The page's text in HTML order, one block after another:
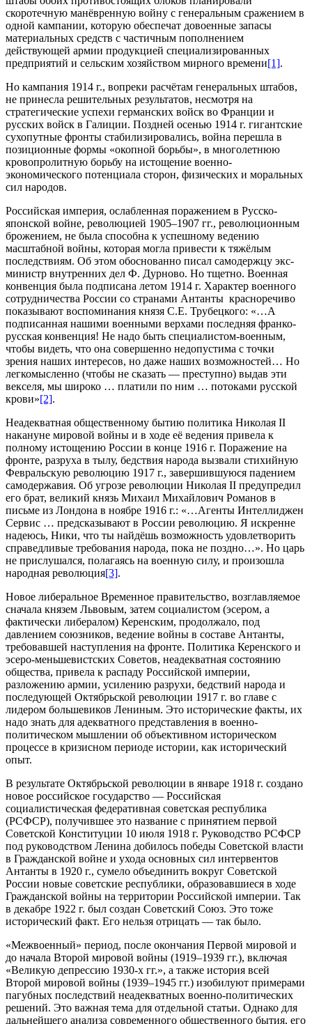
скоротечную манёвренную войну с генеральным сражением в
одной кампании, которую обеспечат довоенные запасы
материальных средств с частичным пополнением
действующей армии продукцией специализированных
предприятий и сельским хозяйством мирного времени[1].
Но кампания 1914 г., вопреки расчётам генеральных штабов,
не принесла решительных результатов, несмотря на
стратегические успехи германских войск во Франции и
русских войск в Галиции. Поздней осенью 1914 г. гигантские
сухопутные фронты стабилизировались, война перешла в
позиционные формы «окопной борьбы», в многолетнюю
кровопролитную борьбу на истощение военно-
экономического потенциала сторон, физических и моральных
сил народов.
Российская империя, ослабленная поражением в Русско-
японской войне, революцией 1905–1907 гг., революционным
брожением, не была способна к успешному ведению
масштабной войны, которая могла привести к тяжёлым
последствиям. Об этом обоснованно писал самодержцу экс-
министр внутренних дел Ф. Дурново. Но тщетно. Военная
конвенция была подписана летом 1914 г. Характер военного
сотрудничества России со странами Антанты красноречиво
показывают воспоминания князя С.Е. Трубецкого: «…А
подписанная нашими военными верхами последняя франко-
русская конвенция! Не надо быть специалистом-военным,
чтобы видеть, что она совершенно недопустима с точки
зрения наших интересов, но даже наших возможностей… Но
легкомысленно (чтобы не сказать — преступно) выдав эти
векселя, мы широко … платили по ним … потоками русской
крови»[2].
Неадекватная общественному бытию политика Николая II
накануне мировой войны и в ходе её ведения привела к
полному истощению России в конце 1916 г. Поражение на
фронте, разруха в тылу, бедствия народа вызвали стихийную
Февральскую революцию 1917 г., завершившуюся падением
самодержавия. Об угрозе революции Николая II предупредил
его брат, великий князь Михаил Михайлович Романов в
письме из Лондона в ноябре 1916 г.: «…Агенты Интеллиджен
Сервис … предсказывают в России революцию. Я искренне
надеюсь, Ники, что ты найдёшь возможность удовлетворить
справедливые требования народа, пока не поздно…». Но царь
не прислушался, полагаясь на военную силу, и произошла
народная революция[3].
Новое либеральное Временное правительство, возглавляемое
сначала князем Львовым, затем социалистом (эсером, а
фактически либералом) Керенским, продолжало, под
давлением союзников, ведение войны в составе Антанты,
требовавшей наступления на фронте. Политика Керенского и
эсеро-меньшевистских Советов, неадекватная состоянию
общества, привела к распаду Российской империи,
разложению армии, усилению разрухи, бедствий народа и
последующей Октябрьской революции 1917 г. во главе с
лидером большевиков Лениным. Это исторические факты, их
надо знать для адекватного представления в военно-
политическом мышлении об объективном историческом
процессе в кризисном периоде истории, как исторический
опыт.
В результате Октябрьской революции в январе 1918 г. создано
новое российское государство — Российская
социалистическая федеративная советская республика
(РСФСР), получившее это название с принятием первой
Советской Конституции 10 июля 1918 г. Руководство РСФСР
под руководством Ленина добилось победы Советской власти
в Гражданской войне и ухода основных сил интервентов
Антанты в 1920 г., сумело объединить вокруг Советской
России новые советские республики, образовавшиеся в ходе
Гражданской войны на территории Российской империи. Так
в декабре 1922 г. был создан Советский Союз. Это тоже
исторический факт. Его нельзя отрицать — так было.
«Межвоенный» период, после окончания Первой мировой и
до начала Второй мировой войны (1919–1939 гг.), включая
«Великую депрессию 1930-х гг.», а также история всей
Второй мировой войны (1939–1945 гг.) изобилуют примерами
пагубных последствий неадекватных военно-политических
решений. Это важная тема для отдельной статьи. Однако для
дальнейшего анализа современного общественного бытия, его